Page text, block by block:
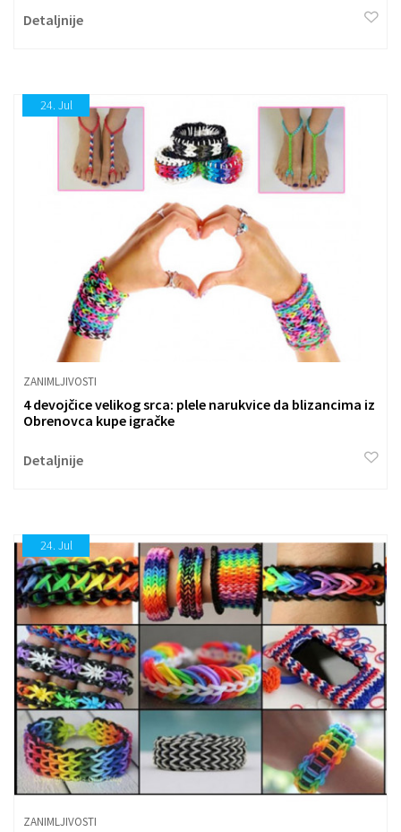
Detaljnije
24. Jul
ZANIMLJIVOSTI
4 devojčice velikog srca: plele narukvice da blizancima iz
Obrenovca kupe igračke
Detaljnije
24. Jul
ZANIMLJIVOSTI